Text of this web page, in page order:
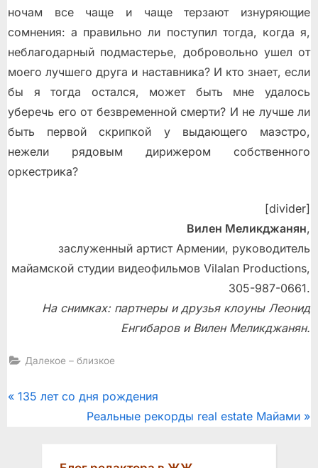
ночам все чаще и чаще терзают изнуряющие
сомнения: а правильно ли поступил тогда, когда я,
неблагодарный подмастерье, добровольно ушел от
моего лучшего друга и наставника? И кто знает, если
бы я тогда остался, может быть мне удалось
уберечь его от безвременной смерти? И не лучше ли
быть первой скрипкой у выдающего маэстро,
нежели рядовым дирижером собственного
оркестрика?
[divider]
Вилен Меликджанян,
заслуженный артист Армении, руководитель
майамской студии видеофильмов Vilalan Productions,
305-987-0661.
На снимках: партнеры и друзья клоуны Леонид
Енгибаров и Вилен Меликджанян.
Далекое – близкое
Post
P
135 лет со дня рождения
N
Реальные рекорды real estate Майами